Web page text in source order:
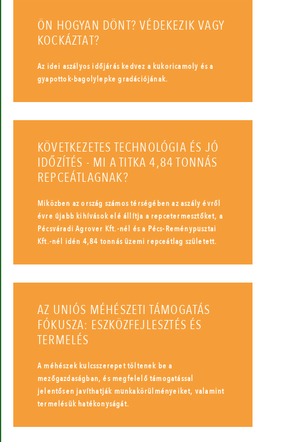
ÖN HOGYAN DÖNT? VÉDEKEZIK VAGY
KOCKÁZTAT?
Az idei aszályos időjárás kedvez a kukoricamoly és a
gyapottok-bagolylepke gradációjának.
KÖVETKEZETES TECHNOLÓGIA ÉS JÓ
IDŐZÍTÉS - MI A TITKA 4,84 TONNÁS
REPCEÁTLAGNAK?
Miközben az ország számos térségében az aszály évről
évre újabb kihívások elé állítja a repcetermesztőket, a
Pécsváradi Agrover Kft.-nél és a Pécs-Reménypusztai
Kft.-nél idén 4,84 tonnás üzemi repceátlag született.
AZ UNIÓS MÉHÉSZETI TÁMOGATÁS
FÓKUSZA: ESZKÖZFEJLESZTÉS ÉS
TERMELÉS
A méhészek kulcsszerepet töltenek be a
mezőgazdaságban, és megfelelő támogatással
jelentősen javíthatják munkakörülményeiket, valamint
termelésük hatékonyságát.